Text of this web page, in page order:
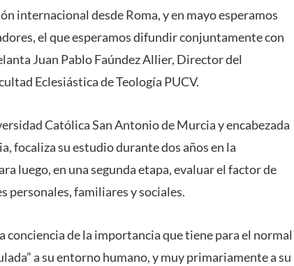
internacional desde Roma, y en mayo esperamos
el que esperamos difundir conjuntamente con
Juan Pablo Faúndez Allier, Director del
Eclesiástica de Teología PUCV.
Católica San Antonio de Murcia y encabezada
focaliza su estudio durante dos años en la
luego, en una segunda etapa, evaluar el factor de
personales, familiares y sociales.
conciencia de la importancia que tiene para el normal
a su entorno humano, y muy primariamente a su